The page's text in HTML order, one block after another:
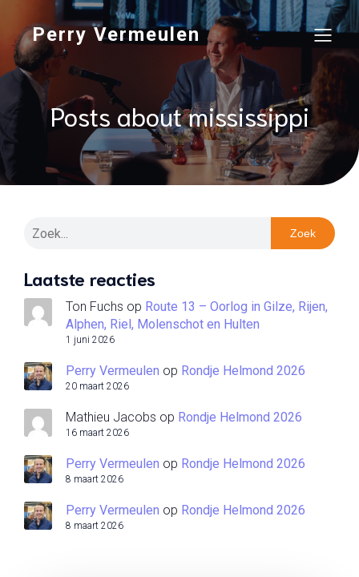
Perry Vermeulen
Posts about mississippi
Zoek
Laatste reacties
Ton Fuchs op Route 13 – Oorlog in Gilze, Rijen,
Alphen, Riel, Molenschot en Hulten
1 juni 2026
Perry Vermeulen op Rondje Helmond 2026
20 maart 2026
Mathieu Jacobs op Rondje Helmond 2026
16 maart 2026
Perry Vermeulen op Rondje Helmond 2026
8 maart 2026
Perry Vermeulen op Rondje Helmond 2026
8 maart 2026